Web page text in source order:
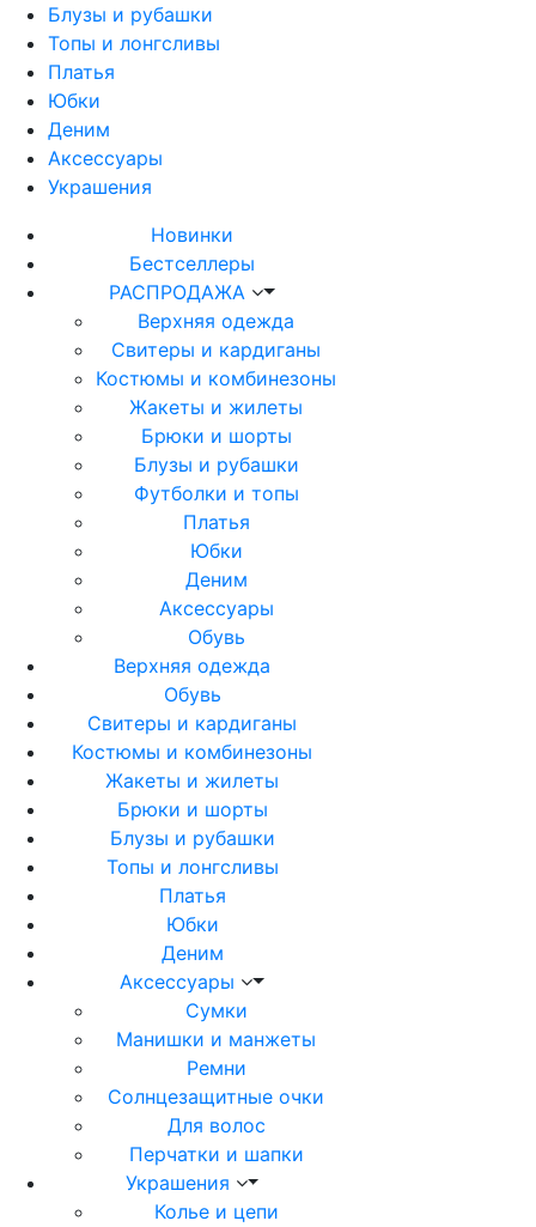
Блузы и рубашки
Топы и лонгсливы
Платья
Юбки
Деним
Аксессуары
Украшения
Новинки
Бестселлеры
РАСПРОДАЖА
Верхняя одежда
Свитеры и кардиганы
Костюмы и комбинезоны
Жакеты и жилеты
Брюки и шорты
Блузы и рубашки
Футболки и топы
Платья
Юбки
Деним
Аксессуары
Обувь
Верхняя одежда
Обувь
Свитеры и кардиганы
Костюмы и комбинезоны
Жакеты и жилеты
Брюки и шорты
Блузы и рубашки
Топы и лонгсливы
Платья
Юбки
Деним
Аксессуары
Сумки
Манишки и манжеты
Ремни
Солнцезащитные очки
Для волос
Перчатки и шапки
Украшения
Колье и цепи